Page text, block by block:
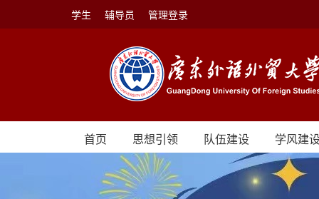
学生 辅导员 管理登录
首页 思想引领 队伍建设 学风建